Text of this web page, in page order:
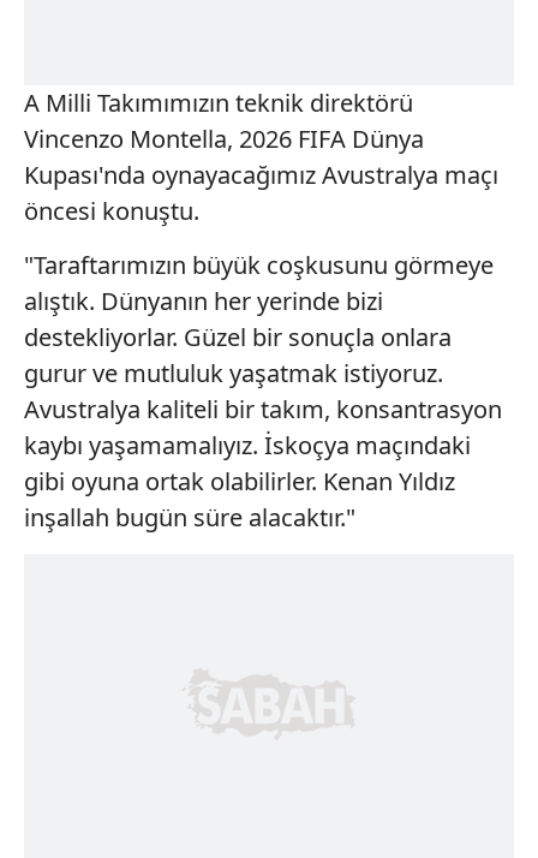
A Milli Takımımızın teknik direktörü
Vincenzo Montella, 2026 FIFA Dünya
Kupası'nda oynayacağımız Avustralya maçı
öncesi konuştu.
"Taraftarımızın büyük coşkusunu görmeye
alıştık. Dünyanın her yerinde bizi
destekliyorlar. Güzel bir sonuçla onlara
gurur ve mutluluk yaşatmak istiyoruz.
Avustralya kaliteli bir takım, konsantrasyon
kaybı yaşamamalıyız. İskoçya maçındaki
gibi oyuna ortak olabilirler. Kenan Yıldız
inşallah bugün süre alacaktır."